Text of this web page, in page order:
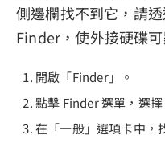
側邊欄找不到它，請
Finder，使外接硬碟可
開啟「Finder」。
點擊 Finder 選單，選擇
在「一般」選項卡中，